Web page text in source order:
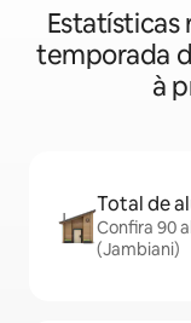
Estatísticas
temporada
à
Total de
Confira 90
(Jambiani)